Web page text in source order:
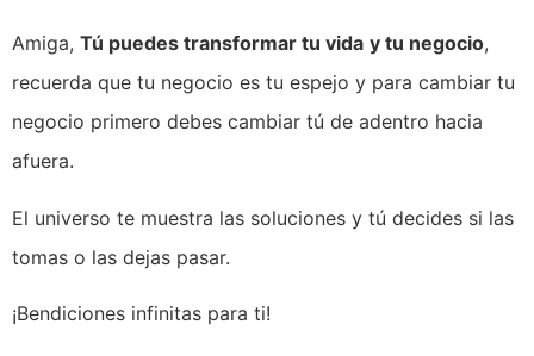
Amiga, Tú puedes transformar tu vida y tu negocio,
recuerda que tu negocio es tu espejo y para cambiar tu
negocio primero debes cambiar tú de adentro hacia
afuera.
El universo te muestra las soluciones y tú decides si las
tomas o las dejas pasar.
¡Bendiciones infinitas para ti!